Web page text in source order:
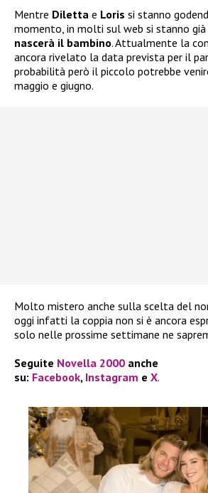
Mentre Diletta e Loris si stanno
momento, in molti sul web si stanno già
nascerà il bambino. Attualmente la
ancora rivelato la data prevista per il
probabilità però il piccolo potrebbe
maggio e giugno.
Molto mistero anche sulla scelta del
oggi infatti la coppia non si è ancora
solo nelle prossime settimane ne
Seguite Novella 2000 anche
su: Facebook, Instagram e X.